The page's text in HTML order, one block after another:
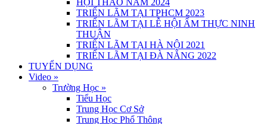
HỘI THẢO NĂM 2024
TRIỂN LÃM TẠI TPHCM 2023
TRIỂN LÃM TẠI LỄ HỘI ẨM THỰC NINH
THUẬN
TRIỂN LÃM TẠI HÀ NỘI 2021
TRIỂN LÃM TẠI ĐÀ NẴNG 2022
TUYỂN DỤNG
Video »
Trường Học »
Tiểu Học
Trung Học Cơ Sở
Trung Học Phổ Thông